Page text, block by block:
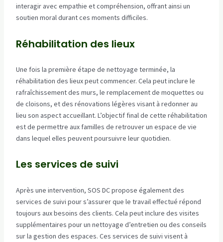
interagir avec empathie et compréhension, offrant ainsi un
soutien moral durant ces moments difficiles.
Réhabilitation des lieux
Une fois la première étape de nettoyage terminée, la
réhabilitation des lieux peut commencer. Cela peut inclure le
rafraîchissement des murs, le remplacement de moquettes ou
de cloisons, et des rénovations légères visant à redonner au
lieu son aspect accueillant. L’objectif final de cette réhabilitation
est de permettre aux familles de retrouver un espace de vie
dans lequel elles peuvent poursuivre leur quotidien.
Les services de suivi
Après une intervention, SOS DC propose également des
services de suivi pour s’assurer que le travail effectué répond
toujours aux besoins des clients. Cela peut inclure des visites
supplémentaires pour un nettoyage d’entretien ou des conseils
sur la gestion des espaces. Ces services de suivi visent à